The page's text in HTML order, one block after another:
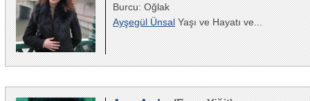
Burcu: Oğlak
Ayşegül ÜnsalYaşı ve Hayatı ve...